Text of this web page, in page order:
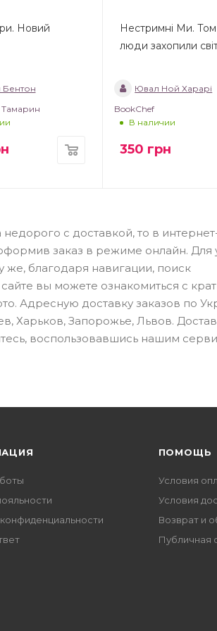
Новий
Бентон
Нестримні Ми. Том
люди захопили
Ювал Ной Харарі
BookChef
В наличии
350 грн
с доставкой, то в
заказ в режиме онлайн. Для
благодаря навигации, поиск
вы можете ознакомиться с
Адресную доставку заказов по
Харьков, Запорожье, Львов.
воспользовавшись нашим
ПОМОЩЬ
Условия
Условия
Возврат и
Публичная